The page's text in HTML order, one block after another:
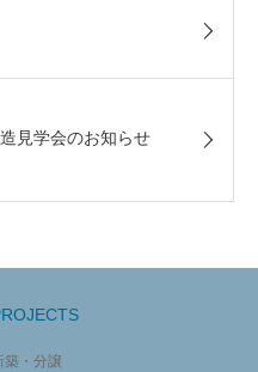
見学会のお知らせ
築・分譲